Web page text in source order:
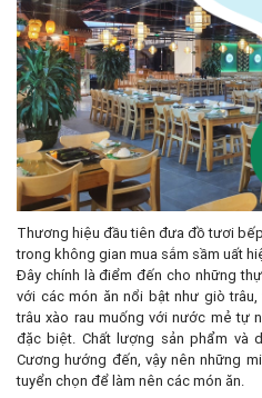
Thương hiệu đầu tiên đưa đồ tươi
trong không gian mua sắm sầm uất
Đây chính là điểm đến cho những
với các món ăn nổi bật như giò
trâu xào rau muống với nước mẻ tự
đặc biệt. Chất lượng sản phẩm và
Cương hướng đến, vậy nên những
tuyển chọn để làm nên các món ăn.